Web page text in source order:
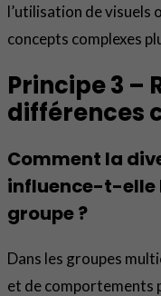
l’utilisation de visuels
concepts complexes
Principe 3 –
différences
Comment la
influence-t-elle
groupe ?
Dans les groupes
et de comportements